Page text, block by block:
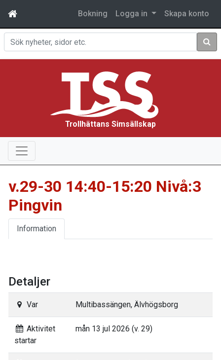
Bokning Logga in Skapa konto
Sök
Trollhättans Simsällskap
v.29-30 14:40-15:20 Nivå:3
Pingvin
Information
Detaljer
Var Multibassängen, Älvhögsborg
Aktivitet
startar
mån 13 jul 2026 (v. 29)